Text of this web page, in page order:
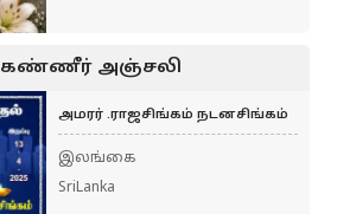
கண்ணீர் அஞ்சலி
அமரர் .ராஜசிங்கம் நடனசிங்கம்
இலங்கை
SriLanka